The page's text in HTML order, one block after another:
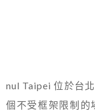
nul Taipei 位於台
個不受框架限制的